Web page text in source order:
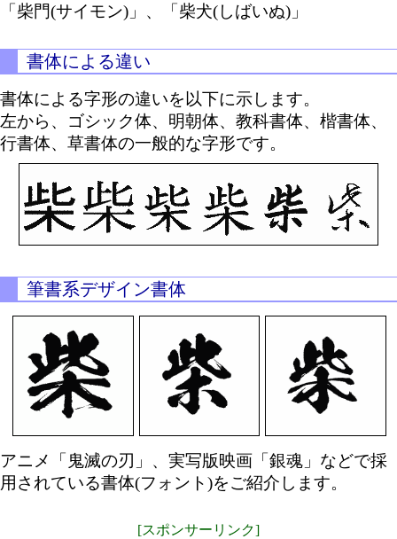
「柴門(サイモン)」、「柴犬(しばいぬ)」
書体による違い
書体による字形の違いを以下に示します。
左から、ゴシック体、明朝体、教科書体、楷書体、
行書体、草書体の一般的な字形です。
筆書系デザイン書体
アニメ「鬼滅の刃」、実写版映画「銀魂」などで採
用されている書体(フォント)をご紹介します。
[スポンサーリンク]